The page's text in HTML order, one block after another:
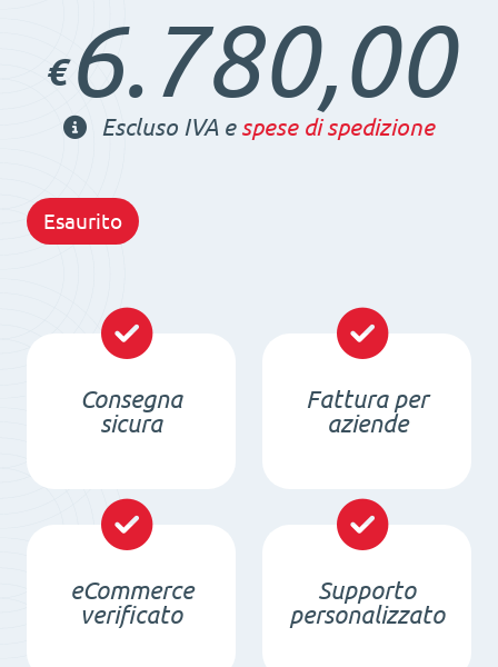
€6.780,00
Escluso IVA e spese di spedizione
Esaurito
Consegna
sicura
Fattura per
aziende
eCommerce
verificato
Supporto
personalizzato